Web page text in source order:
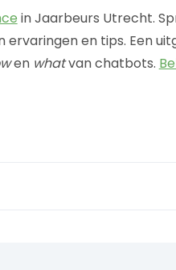
in Jaarbeurs Utrecht.
ervaringen en tips. Een
en whatvan chatbots.